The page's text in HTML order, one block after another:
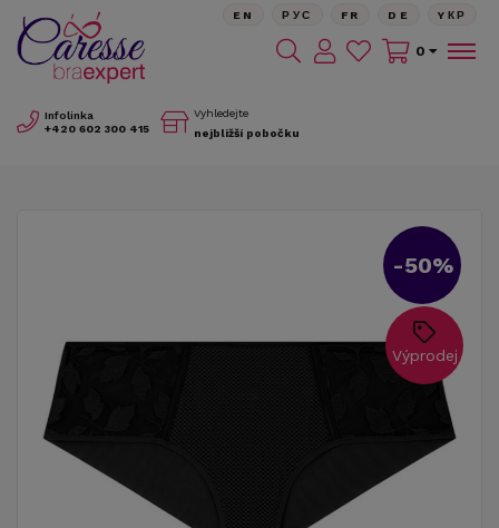
Infolinka
+420 602 300 415
Vyhledejte
nejbližší pobočku
EN РУС FR DE YКР
0
-50%
Výprodej